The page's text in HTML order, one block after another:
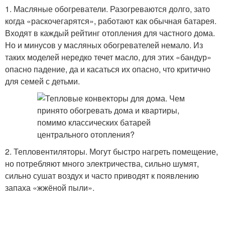
1. Масляные обогреватели. Разогреваются долго, зато
когда «раскочегарятся», работают как обычная батарея.
Входят в каждый рейтинг отопления для частного дома.
Но и минусов у масляных обогревателей немало. Из
таких моделей нередко течет масло, для этих «бандур»
опасно падение, да и касаться их опасно, что критично
для семей с детьми.
2. Тепловентиляторы. Могут быстро нагреть помещение,
но потребляют много электричества, сильно шумят,
сильно сушат воздух и часто приводят к появлению
запаха «жжёной пыли».